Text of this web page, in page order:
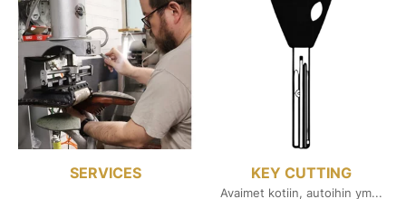
SERVICES KEY CUTTING
Avaimet kotiin, autoihin ym...